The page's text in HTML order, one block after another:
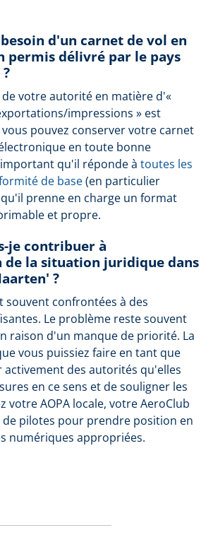
d'un carnet de vol en
permis délivré par le pays
votre autorité en matière d'«
impressions » est
pouvez conserver votre carnet
en toute bonne
qu'il réponde à toutes les
de base(en particulier
qu'il prenne en charge un format
et propre.
je contribuer à
la situation juridique dans
?
souvent confrontées à des
Le problème reste souvent
raison d'un manque de priorité. La
vous puissiez faire en tant que
activement des autorités qu'elles
en ce sens et de souligner les
votre AOPA locale, votre AeroClub
pilotes pour prendre position en
numériques appropriées.